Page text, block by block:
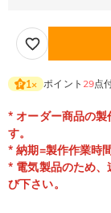
1× ポイント 29点
* オーダー商品の
す。
* 納期=製作作業時
* 電気製品のため
び下さい。